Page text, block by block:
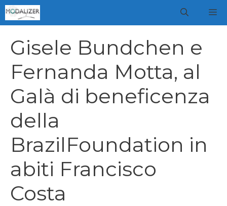
Vai
al
Gisele Bundchen e
Fernanda Motta, al
Galà di beneficenza
della
BrazilFoundation in
abiti Francisco
Costa